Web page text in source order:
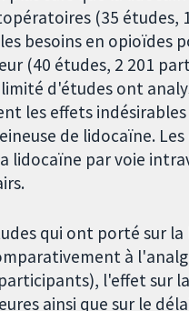
(35 études,
besoins en opioïdes
(40 études, 2 201
d'études ont
les effets indésirables
de lidocaïne.
lidocaïne par voie
qui ont porté sur
à
l'effet sur
ainsi que sur le